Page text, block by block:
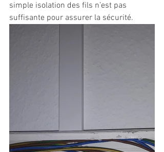
simple isolation des fils n’est pas
suffisante pour assurer la sécurité.